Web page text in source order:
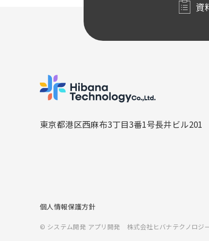
資
東京都港区西麻布3丁目3番1号長井ビル201
個人情報保護方針
© システム開発 アプリ開発 株式会社ヒバナテクノロジ